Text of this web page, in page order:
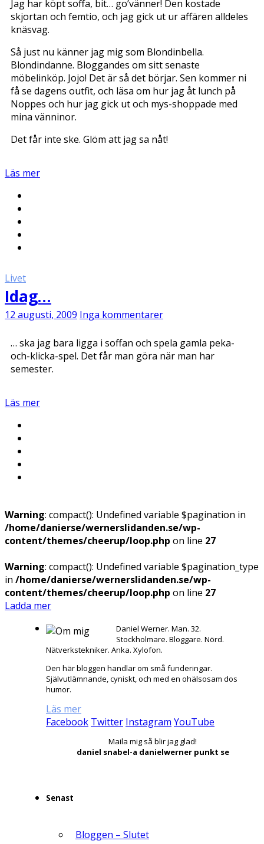
Jag har köpt soffa, bit… go’vänner! Den kostade
skjortan och femtio, och jag gick ut ur affären alldeles
knäsvag.
Så just nu känner jag mig som Blondinbella.
Blondindanne. Bloggandes om sitt senaste
möbelinköp. Jojo! Det är så det börjar. Sen kommer ni
få se dagens outfit, och läsa om hur jag åt lunch på
Noppes och hur jag gick ut och mys-shoppade med
mina vänninor.
Det får inte ske. Glöm att jag sa nåt!
Läs mer
Livet
Idag…
12 augusti, 2009 Inga kommentarer
… ska jag bara ligga i soffan och spela gamla peka-
och-klicka-spel. Det får man göra när man har
semester.
Läs mer
Warning: compact(): Undefined variable $pagination in
/home/danierse/wernerslidanden.se/wp-
content/themes/cheerup/loop.php on line 27
Warning: compact(): Undefined variable $pagination_type
in /home/danierse/wernerslidanden.se/wp-
content/themes/cheerup/loop.php on line 27
Ladda mer
Daniel Werner. Man. 32.
Stockholmare. Bloggare. Nörd.
Nätverkstekniker. Anka. Xylofon.
Den här bloggen handlar om små funderingar.
Självutlämnande, cyniskt, och med en ohälsosam dos
humor.
Läs mer
Facebook Twitter Instagram YouTube
Maila mig så blir jag glad!
daniel snabel-a danielwerner punkt se
Senast
Bloggen – Slutet